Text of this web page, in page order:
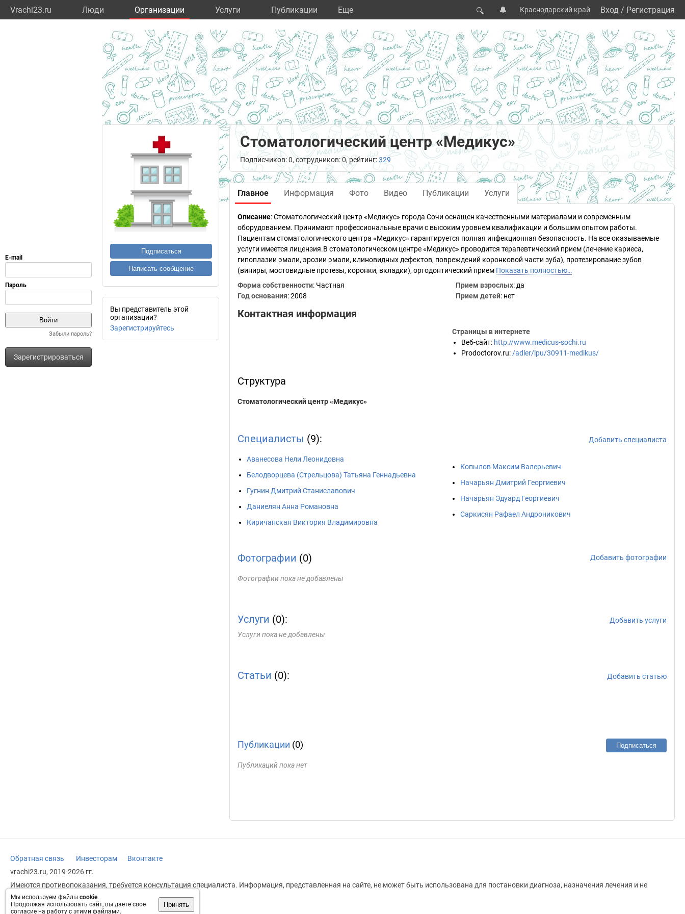
Vrachi23.ru Люди Организации Услуги Публикации Eще 🔍 🔔 Краснодарский край Вход / Регистрация
Забыли пароль?
Зарегистрироваться
Мы используем файлы cookie.
Продолжая использовать сайт, вы даете свое
согласие на работу с этими файлами.
Принять
Подписаться
Написать сообщение
Вы представитель этой
организации?
Зарегистрируйтесь
Стоматологический центр «Медикус»
Подписчиков: 0, сотрудников: 0, рейтинг:329
Главное Информация Фото Видео Публикации Услуги
Описание: Стоматологический центр «Медикус» города Сочи оснащен качественными материалами и современным
оборудованием. Принимают профессиональные врачи с высоким уровнем квалификации и большим опытом работы.
Пациентам стоматологического центра «Медикус» гарантируется полная инфекционная безопасность. На все оказываемые
услуги имеется лицензия.В стоматологическом центре «Медикус» проводится терапевтический прием (лечение кариеса,
гипоплазии эмали, эрозии эмали, клиновидных дефектов, повреждений коронковой части зуба), протезирование зубов
(виниры, мостовидные протезы, коронки, вкладки), ортодонтический прием Показать полностью…
Форма собственности: Частная
Год основания:2008
Прием взрослых: да
Прием детей: нет
Контактная информация
Страницы в интернете
Веб-сайт: http://www.medicus-sochi.ru
Prodoctorov.ru: /adler/lpu/30911-medikus/
Структура
Стоматологический центр «Медикус»
Специалисты (9): Добавить специалиста
Аванесова Нели Леонидовна
Белодворцева (Стрельцова) Татьяна Геннадьевна
Гугнин Дмитрий Станиславович
Даниелян Анна Романовна
Киричанская Виктория Владимировна
Копылов Максим Валерьевич
Начарьян Дмитрий Георгиевич
Начарьян Эдуард Георгиевич
Саркисян Рафаел Андроникович
Фотографии (0) Добавить фотографии
Фотографии пока не добавлены
Услуги (0):
Добавить услуги
Услуги пока не добавлены
Статьи (0): Добавить статью
Публикации (0) Подписаться
Публикаций пока нет
Обратная связь Инвесторам
Вконтакте
vrachi23.ru, 2019-2026 гг.
Имеются противопоказания, требуется консультация специалиста. Информация, представленная на сайте, не может быть использована для постановки диагноза, назначения лечения и не
заменяет прием врача.
Возрастное ограничение: 18+